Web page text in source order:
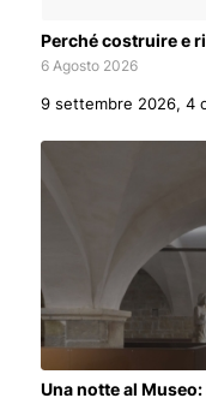
Perché costruire e
6 Agosto 2026
9 settembre 2026, 4
Una notte al